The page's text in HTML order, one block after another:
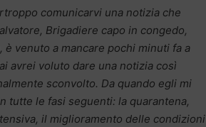
comunicarvi una notizia che
Brigadiere capo in congedo,
venuto a mancare pochi minuti fa a
avrei voluto dare una notizia così
sconvolto. Da quando egli mi
tutte le fasi seguenti: la quarantena,
il miglioramento delle condizioni